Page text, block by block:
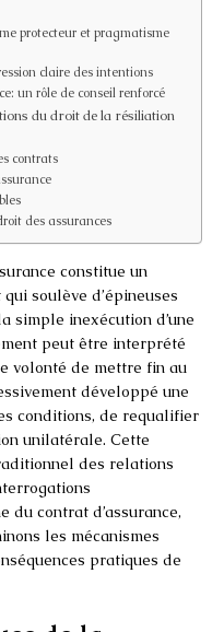
protecteur et pragmatisme
claire des intentions
un rôle de conseil renforcé
du droit de la résiliation
contrats
des assurances
constitue un
soulève d’épineuses
simple inexécution d’une
peut être interprété
volonté de mettre fin au
développé une
conditions, de requalifier
unilatérale. Cette
des relations
du contrat d’assurance,
les mécanismes
pratiques de